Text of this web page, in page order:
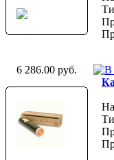
6 286.00 руб.